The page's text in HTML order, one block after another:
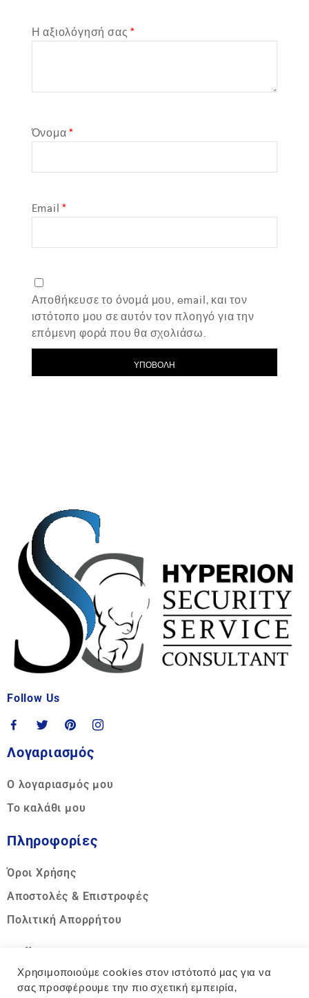
Η αξιολόγησή σας*
Όνομα*
Email*
Αποθήκευσε το όνομά μου, email, και τον
ιστότοπο μου σε αυτόν τον πλοηγό για την
επόμενη φορά που θα σχολιάσω.
Follow Us
Λογαριασμός
Ο λογαριασμός μου
Το καλάθι μου
Πληροφορίες
Όροι Χρήσης
Αποστολές & Επιστροφές
Πολιτική Απορρήτου
Call us
Hotline:
Χρησιμοποιούμε cookies στον ιστότοπό μας για να
σας προσφέρουμε την πιο σχετική εμπειρία,